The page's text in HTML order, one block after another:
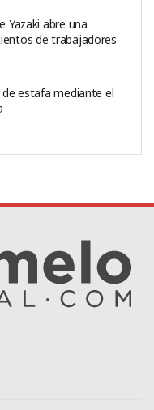
Yazaki abre una
de trabajadores
estafa mediante el